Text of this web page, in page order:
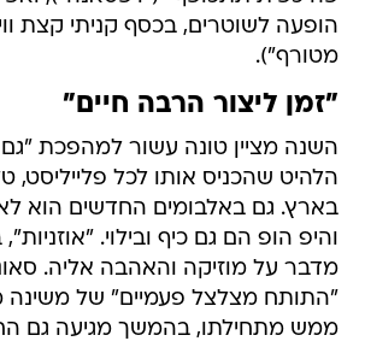
הופעה לשוטרים, בכסף קניתי קצת
מטורף").
"זמן ליצור הרבה חיים"
השנה מציין טונה עשור למהפכת "גם
הלהיט שהכניס אותו לכל פלייליסט,
בארץ. גם באלבומים החדשים הוא
והיפ הופ הם גם כיף ובילוי.
מדבר על מוזיקה והאהבה אליה.
"התותח מצלצל פעמיים" של משינה
ממש מתחילתו, בהמשך מגיעה גם